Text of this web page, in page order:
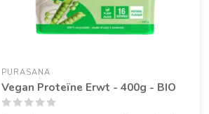
PURASANA
Vegan Proteïne Erwt - 400g - BIO